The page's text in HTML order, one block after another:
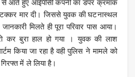
से आते हुए आईपीसी कंपनी का डंपर क्रमांक
मार दी। जिससे युवक की घटनास्थल
मिलते ही पूरा परिवार पास आया।
कर बुरा हाल हो गया । युवक की लाश
किया जा रहा है वही पुलिस ने मामले को
में ले लिया है।